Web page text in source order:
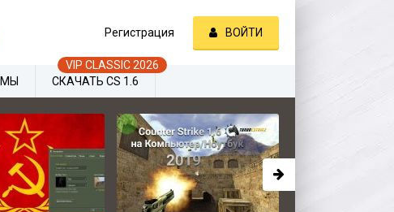
Регистрация ВОЙТИ
СКАЧАТЬ CS 1.6